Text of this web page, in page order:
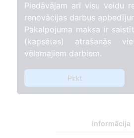
Piedāvājam arī visu veidu
renovācijas darbus
Pakalpojuma maksa ir
(kapsētas) atrašanās
vēlamajiem darbiem.
Pirkt
Informācija